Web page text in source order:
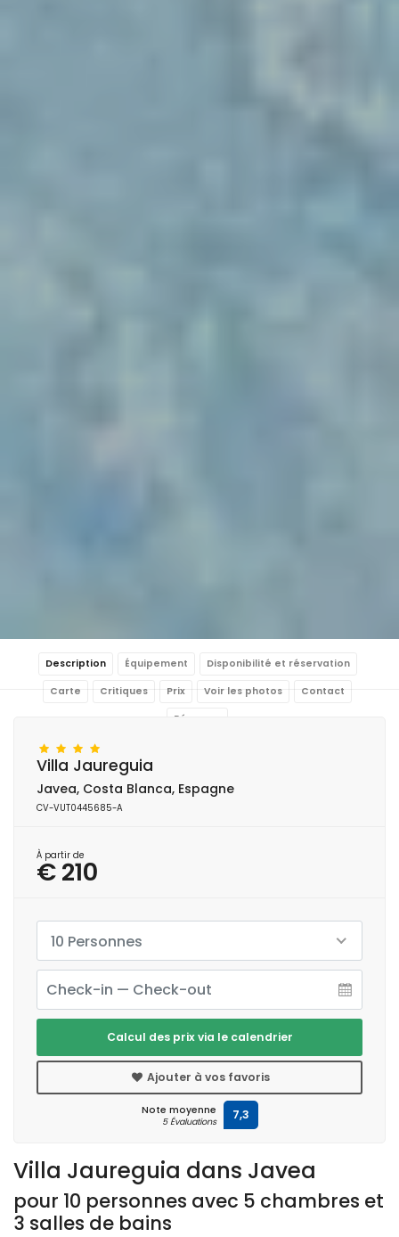
Description Équipement Disponibilité et réservation
Carte Critiques Prix Voir les photos Contact
Réserver
Villa Jaureguia dans Javea
pour 10 personnes avec 5 chambres et
3 salles de bains
Villa Jaureguia
Javea, Costa Blanca, Espagne
CV-VUT0445685-A
À partir de
€ 210
10 Personnes
Calcul des prix via le calendrier
Ajouter à vos favoris
Note moyenne
5 Évaluations 7,3